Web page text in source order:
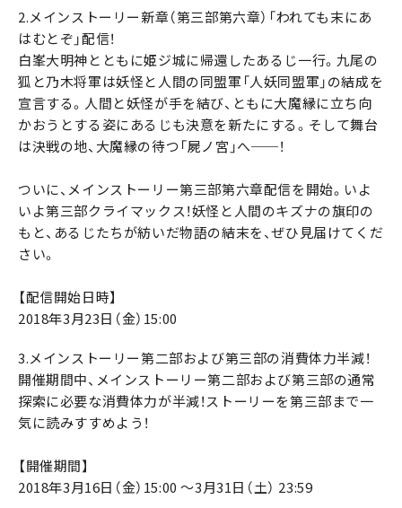
2.メインストーリー新章（第三部第六章）「われても末にあ
はむとぞ」配信！
白峯大明神とともに姫ジ城に帰還したあるじ一行。九尾の
狐と乃木将軍は妖怪と人間の同盟軍「人妖同盟軍」の結成を
宣言する。人間と妖怪が手を結び、ともに大魔縁に立ち向
かおうとする姿にあるじも決意を新たにする。そして舞台
は決戦の地、大魔縁の待つ「屍ノ宮」へ──！
ついに、メインストーリー第三部第六章配信を開始。いよ
いよ第三部クライマックス！妖怪と人間のキズナの旗印の
もと、あるじたちが紡いだ物語の結末を、ぜひ見届けてくだ
さい。
【配信開始日時】
2018年3月23日（金）15:00
3.メインストーリー第二部および第三部の消費体力半減！
開催期間中、メインストーリー第二部および第三部の通常
探索に必要な消費体力が半減！ストーリーを第三部まで一
気に読みすすめよう！
【開催期間】
2018年3月16日（金）15:00 ～3月31日（土） 23:59